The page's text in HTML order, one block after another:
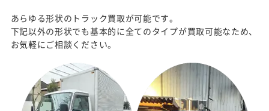
あらゆる形状のトラック買取が可能です。
下記以外の形状でも基本的に全てのタイプが買取可能なため、
お気軽にご相談ください。